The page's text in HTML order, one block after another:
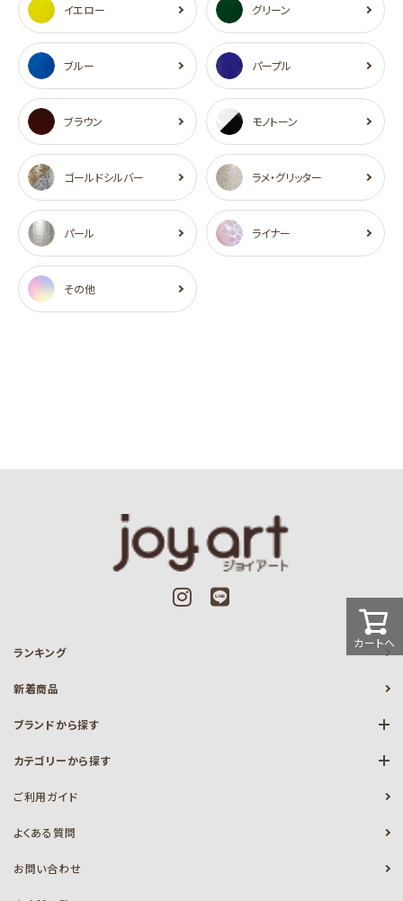
イエロー グリーン
ブルー パープル
ブラウン モノトーン
ゴールドシルバー ラメ・グリッター
パール ライナー
その他
カートへ
ランキング
新着商品
ブランドから探す
カテゴリーから探す
ご利用ガイド
よくある質問
お問い合わせ